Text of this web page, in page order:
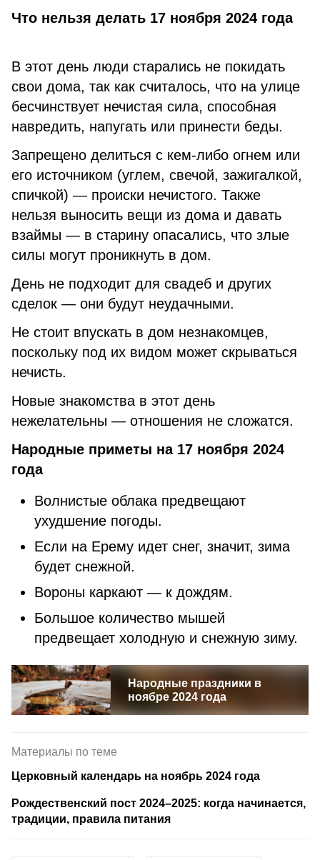
Что нельзя делать 17 ноября 2024 года
В этот день люди старались не покидать
свои дома, так как считалось, что на улице
бесчинствует нечистая сила, способная
навредить, напугать или принести беды.
Запрещено делиться с кем-либо огнем или
его источником (углем, свечой, зажигалкой,
спичкой) — происки нечистого. Также
нельзя выносить вещи из дома и давать
взаймы — в старину опасались, что злые
силы могут проникнуть в дом.
День не подходит для свадеб и других
сделок — они будут неудачными.
Не стоит впускать в дом незнакомцев,
поскольку под их видом может скрываться
нечисть.
Новые знакомства в этот день
нежелательны — отношения не сложатся.
Народные приметы на 17 ноября 2024
года
Волнистые облака предвещают
ухудшение погоды.
Если на Ерему идет снег, значит, зима
будет снежной.
Вороны каркают — к дождям.
Большое количество мышей
предвещает холодную и снежную зиму.
Народные праздники в
ноябре 2024 года
Материалы по теме
Церковный календарь на ноябрь 2024 года
Рождественский пост 2024–2025: когда начинается,
традиции, правила питания